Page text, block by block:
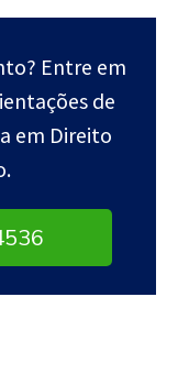
Entre em
de
em Direito